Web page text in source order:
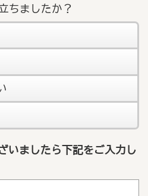
ちましたか？
いましたら下記をご入力し